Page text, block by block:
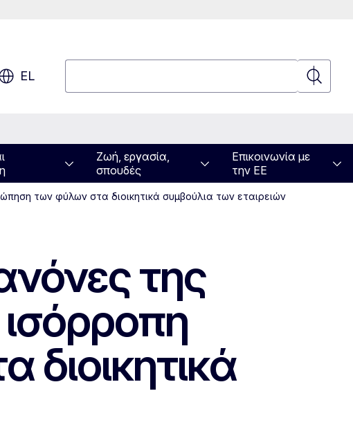
EL
Ζωή, εργασία,
σπουδές
Επικοινωνία με
την ΕΕ
των φύλων στα διοικητικά συμβούλια των εταιρειών
της